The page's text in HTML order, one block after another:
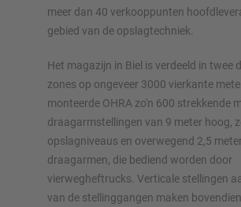
meer dan 40 verkooppunten
gebied van de opslagtechniek.
Het magazijn in Biel is verdeeld in twee
zones op ongeveer 3000 vierkante
monteerde OHRA zo'n 600 strekkende
draagarmstellingen van 9 meter hoog,
opslagniveaus en overwegend 2,5
draagarmen, die bediend worden door
vierwegheftrucks. Verticale stellingen
van de stellinggangen maken